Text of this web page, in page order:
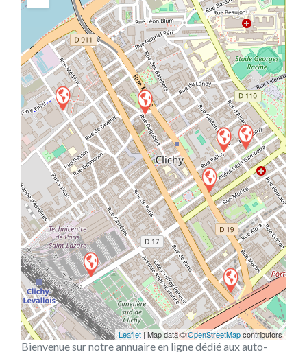
Leaflet | Map data ©OpenStreetMapcontributors
Bienvenue sur notre annuaire en ligne dédié aux auto-